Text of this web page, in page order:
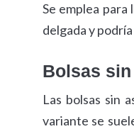
Se emplea para
delgada y
Bolsas
Las bolsas sin
variante se